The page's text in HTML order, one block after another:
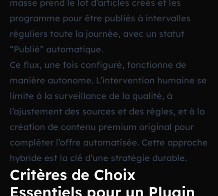
masse prend le lot d’articles créés et les
programme pour être publiés à intervalles
réguliers toute la journée, avec un statut
“Publié” automatique.
Ce flux, une fois configuré, fonctionne de
manière autonome. L’intervention humaine se
limite à la surveillance de la qualité, à
l’ajustement des sources et des règles, et à la
création de contenu premium original pour
compléter l’offre automatisée. Cette approche
hybride est la clé d’une stratégie durable.
Critères de Choix